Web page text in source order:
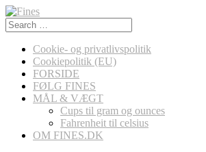
Search
for:
Cookie- og privatlivspolitik
Cookiepolitik (EU)
FORSIDE
FØLG FINES
MÅL & VÆGT
Cups til gram og ounces
Fahrenheit til celsius
OM FINES.DK